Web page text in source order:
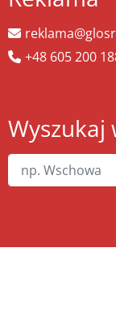
+48 605 200
Wyszukaj